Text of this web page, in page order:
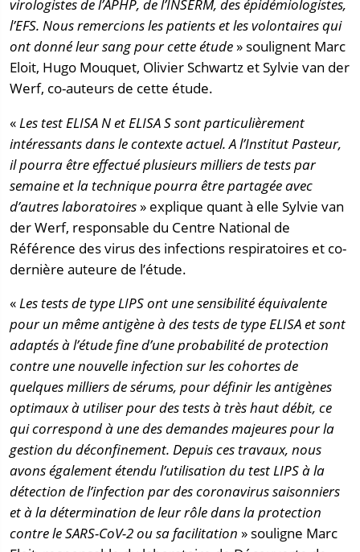
virologistes de l’APHP, de l’INSERM, des épidémiologistes,
l’EFS. Nous remercions les patients et les volontaires qui
ont donné leur sang pour cette étude» soulignent Marc
Eloit, Hugo Mouquet, Olivier Schwartz et Sylvie van der
Werf, co-auteurs de cette étude.
« Les test ELISA N et ELISA S sont particulièrement
intéressants dans le contexte actuel. A l’Institut Pasteur,
il pourra être effectué plusieurs milliers de tests par
semaine et la technique pourra être partagée avec
d’autres laboratoires» explique quant à elle Sylvie van
der Werf, responsable du Centre National de
Référence des virus des infections respiratoires et co-
dernière auteure de l’étude.
«Les tests de type LIPS ont une sensibilité équivalente
pour un même antigène à des tests de type ELISA et sont
adaptés à l’étude fine d’une probabilité de protection
contre une nouvelle infection sur les cohortes de
quelques milliers de sérums, pour définir les antigènes
optimaux à utiliser pour des tests à très haut débit, ce
qui correspond à une des demandes majeures pour la
gestion du déconfinement. Depuis ces travaux, nous
avons également étendu l’utilisation du test LIPS à la
détection de l’infection par des coronavirus saisonniers
et à la détermination de leur rôle dans la protection
contre le SARS-CoV-2 ou sa facilitation » souligne Marc